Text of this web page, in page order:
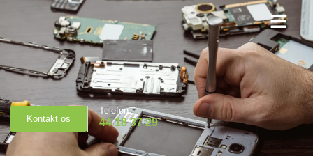
Kontakt os
Telefon
44 18 37 29